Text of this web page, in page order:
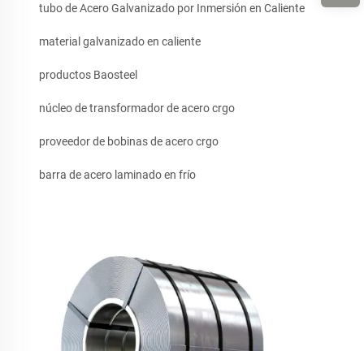
tubo de Acero Galvanizado por Inmersión en Caliente
material galvanizado en caliente
productos Baosteel
núcleo de transformador de acero crgo
proveedor de bobinas de acero crgo
barra de acero laminado en frío